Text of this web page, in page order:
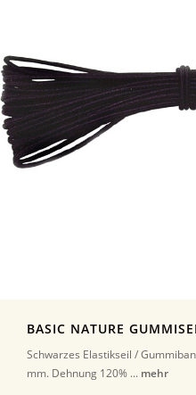
BASIC NATURE
Schwarzes Elastikseil /
mm. Dehnung 120% ... mehr